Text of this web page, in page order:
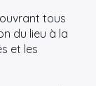
tous
du lieu à la
et les